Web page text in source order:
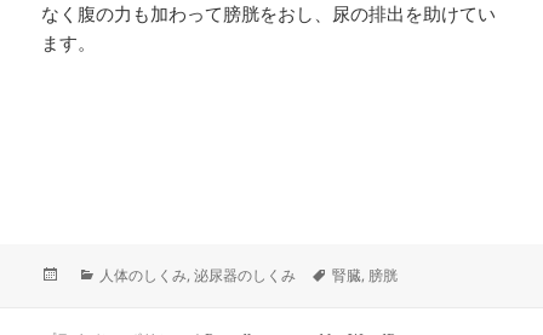
なく腹の力も加わって膀胱をおし、尿の排出を助けてい
ます。
カ
人体のしくみ,泌尿器のしくみ
タ
腎臓, 膀胱